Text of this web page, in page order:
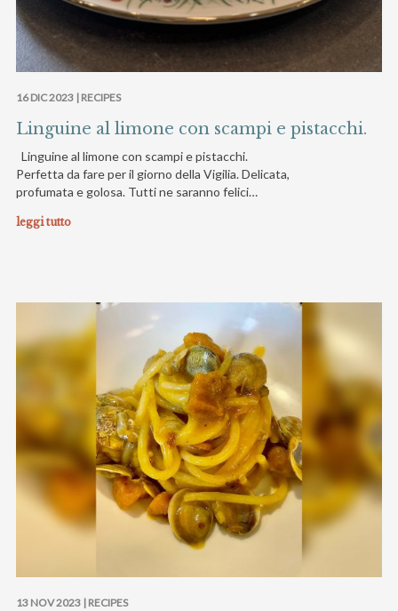
16 DIC 2023 | RECIPES
Linguine al limone con scampi e pistacchi.
Linguine al limone con scampi e pistacchi.
Perfetta da fare per il giorno della Vigilia. Delicata,
profumata e golosa. Tutti ne saranno felici…
leggi tutto
13 NOV 2023 | RECIPES